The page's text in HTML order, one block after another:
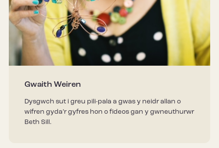
Gwaith Weiren
Dysgwch sut i greu pili-pala a gwas y neidr allan o
wifren gyda’r gyfres hon o fideos gan y gwneuthurwr
Beth Sill.